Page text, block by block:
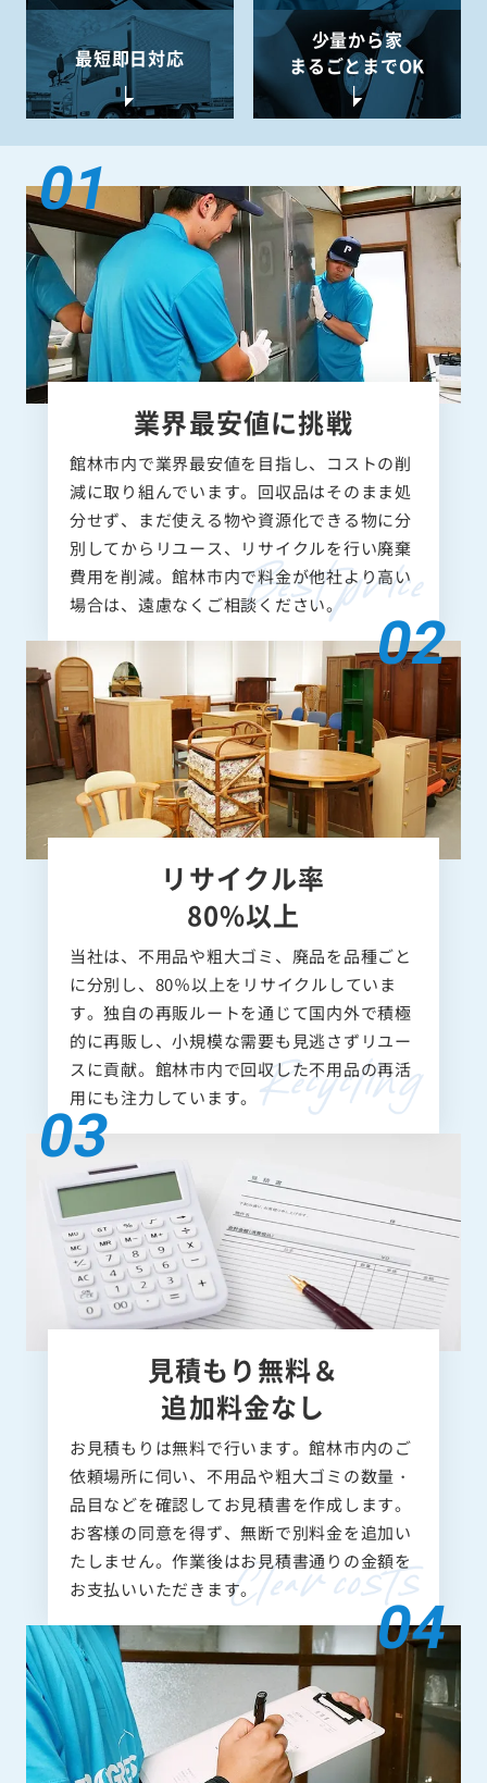
最短即日対応
少量から家
まるごとまでOK
業界最安値に挑戦
館林市内で業界最安値を目指し、コストの削
減に取り組んでいます。回収品はそのまま処
分せず、まだ使える物や資源化できる物に分
別してからリユース、リサイクルを行い廃棄
費用を削減。館林市内で料金が他社より高い
場合は、遠慮なくご相談ください。
リサイクル率
80%以上
当社は、不用品や粗大ゴミ、廃品を品種ごと
に分別し、80％以上をリサイクルしていま
す。独自の再販ルートを通じて国内外で積極
的に再販し、小規模な需要も見逃さずリユー
スに貢献。館林市内で回収した不用品の再活
用にも注力しています。
見積もり無料＆
追加料金なし
お見積もりは無料で行います。館林市内のご
依頼場所に伺い、不用品や粗大ゴミの数量・
品目などを確認してお見積書を作成します。
お客様の同意を得ず、無断で別料金を追加い
たしません。作業後はお見積書通りの金額を
お支払いいただきます。